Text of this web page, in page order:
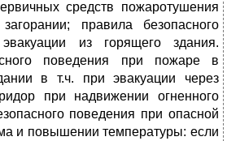
средств пожаротушения
правила безопасного
из горящего здания.
поведения при пожаре в
в т.ч. при эвакуации через
при надвижении огненного
поведения при опасной
и повышении температуры: если